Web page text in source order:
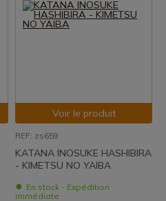
Voir le produit
REF: zs659
KATANA INOSUKE HASHIBIRA
- KIMETSU NO YAIBA
En stock - Expédition
immédiate